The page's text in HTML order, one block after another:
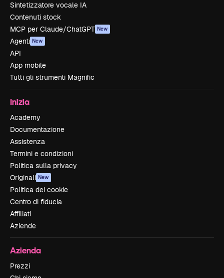
Sintetizzatore vocale IA
Contenuti stock
MCP per Claude/ChatGPT New
Agenti New
API
App mobile
Tutti gli strumenti Magnific
Inizia
Academy
Documentazione
Assistenza
Termini e condizioni
Politica sulla privacy
Originali New
Politica dei cookie
Centro di fiducia
Affiliati
Aziende
Azienda
Prezzi